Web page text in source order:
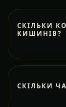
СКІЛЬКИ
КИШИНІВ?
СКІЛЬКИ